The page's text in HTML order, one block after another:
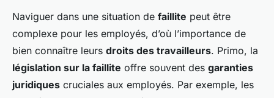
Naviguer dans une situation de faillite peut être
complexe pour les employés, d’où l’importance de
bien connaître leurs droits des travailleurs. Primo, la
législation sur la faillite offre souvent des garanties
juridiques cruciales aux employés. Par exemple, les